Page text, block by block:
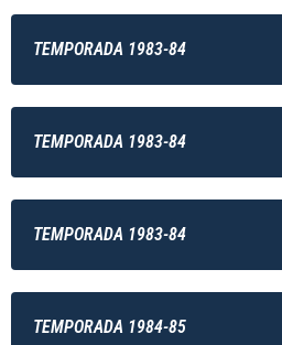
TEMPORADA 1983-84
TEMPORADA 1983-84
TEMPORADA 1983-84
TEMPORADA 1984-85